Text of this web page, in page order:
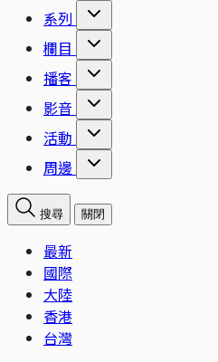
系列
欄目
播客
影音
活動
周邊
搜尋 關閉
最新
國際
大陸
香港
台灣